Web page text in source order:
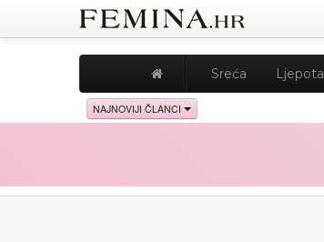
Sreća Ljepota
NAJNOVIJI ČLANCI